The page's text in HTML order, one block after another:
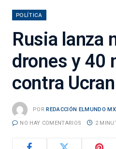
POLÍTICA
Rusia lanza
drones y 40
contra
POR REDACCIÓN ELMUNDO MX
NO HAY COMENTARIOS 2